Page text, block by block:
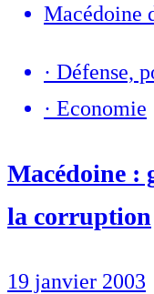
Macédoine
· Défense,
· Economie
Macédoine :
la corruption
19 janvier 2003